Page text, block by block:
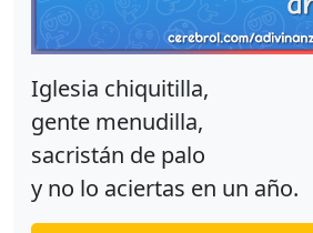
Iglesia chiquitilla,
gente menudilla,
sacristán de palo
y no lo aciertas en un año.